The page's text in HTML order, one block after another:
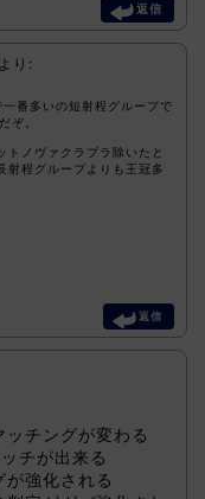
返信
より:
番多いの短射程グループで
ぞ。
トノヴァクラブラ除いたと
射程グループよりも王冠多
返信
チングが変わる
チが出来る
強化される